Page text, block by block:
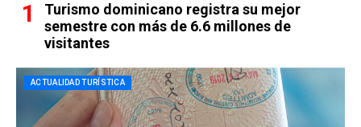
Turismo dominicano registra su mejor
semestre con más de 6.6 millones de
visitantes
ACTUALIDAD TURÍSTICA